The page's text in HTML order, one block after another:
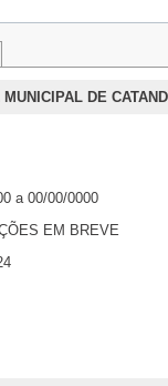
MUNICIPAL DE
a 00/00/0000
EM BREVE